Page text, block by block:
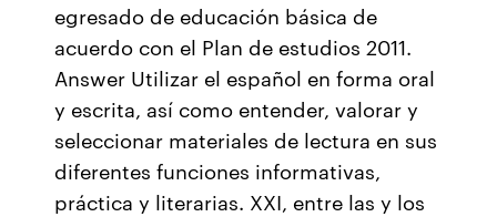
egresado de educación básica de
acuerdo con el Plan de estudios 2011.
Answer Utilizar el español en forma oral
y escrita, así como entender, valorar y
seleccionar materiales de lectura en sus
diferentes funciones informativas,
práctica y literarias. XXI, entre las y los